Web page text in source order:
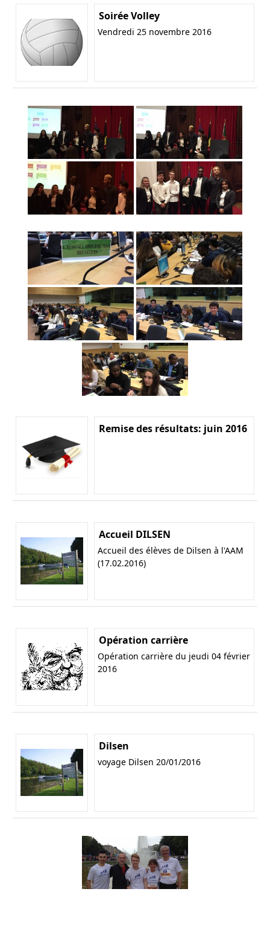
Soirée Volley
Vendredi 25 novembre 2016
Remise des résultats: juin 2016
Accueil DILSEN
Accueil des élèves de Dilsen à l'AAM
(17.02.2016)
Opération carrière
Opération carrière du jeudi 04 février
2016
Dilsen
voyage Dilsen 20/01/2016